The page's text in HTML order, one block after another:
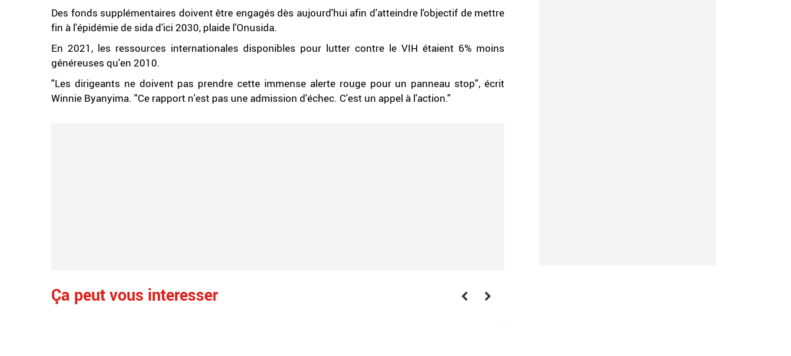
Des fonds supplémentaires doivent être engagés dès aujourd'hui afin d'atteindre l'objectif de mettre
fin à l'épidémie de sida d'ici 2030, plaide l'Onusida.
En 2021, les ressources internationales disponibles pour lutter contre le VIH étaient 6% moins
généreuses qu'en 2010.
"Les dirigeants ne doivent pas prendre cette immense alerte rouge pour un panneau stop", écrit
Winnie Byanyima. "Ce rapport n'est pas une admission d'échec. C'est un appel à l'action."
Ça peut vous interesser